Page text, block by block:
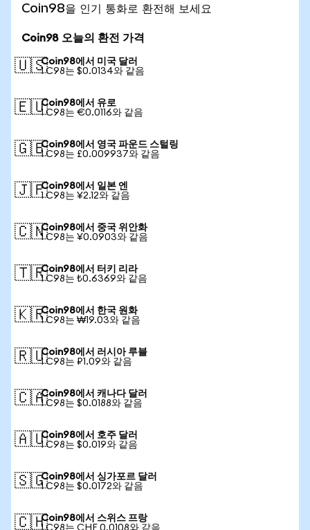
Coin98을 인기 통화로 환전해 보세요
Coin98 오늘의 환전 가격
🇺🇸Coin98에서 미국 달러
1 C98는 $0.0134와 같음
🇪🇺Coin98에서 유로
1 C98는 €0.0116와 같음
🇬🇧Coin98에서 영국 파운드 스털링
1 C98는 £0.009937와 같음
🇯🇵Coin98에서 일본 엔
1 C98는 ¥2.12와 같음
🇨🇳Coin98에서 중국 위안화
1 C98는 ¥0.0903와 같음
🇹🇷Coin98에서 터키 리라
1 C98는 ₺0.6369와 같음
🇰🇷Coin98에서 한국 원화
1 C98는 ₩19.03와 같음
🇷🇺Coin98에서 러시아 루블
1 C98는 ₽1.09와 같음
🇨🇦Coin98에서 캐나다 달러
1 C98는 $0.0188와 같음
🇦🇺Coin98에서 호주 달러
1 C98는 $0.019와 같음
🇸🇬Coin98에서 싱가포르 달러
1 C98는 $0.0172와 같음
🇨🇭Coin98에서 스위스 프랑
1 C98는 CHF 0.0108와 같음